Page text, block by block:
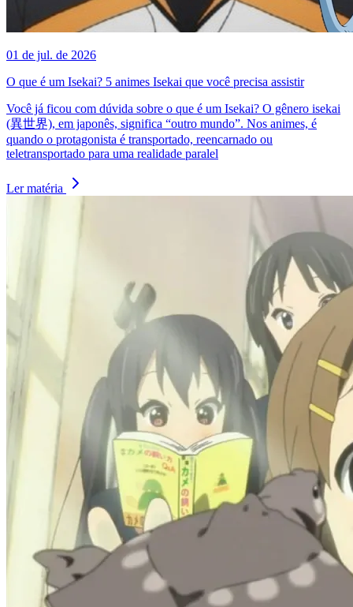
01 de jul. de 2026
O que é um Isekai? 5 animes Isekai que você precisa assistir
Você já ficou com dúvida sobre o que é um Isekai? O gênero isekai
(異世界), em japonês, significa “outro mundo”. Nos animes, é
quando o protagonista é transportado, reencarnado ou
teletransportado para uma realidade paralel
Ler matéria